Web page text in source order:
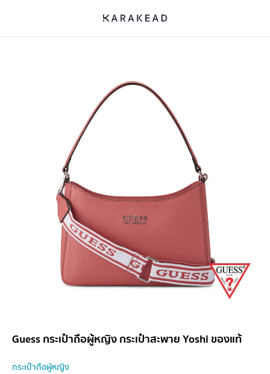
Guess กระเป๋าถือผู้หญิง กระเป๋าสะพาย Yoshi ของแท้
กระเป๋าถือผู้หญิง